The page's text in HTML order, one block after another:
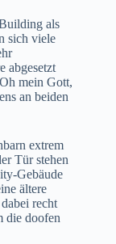
als
sich viele
abgesetzt
mein Gott,
an beiden
extrem
Tür stehen
Gebäude
ältere
recht
die doofen